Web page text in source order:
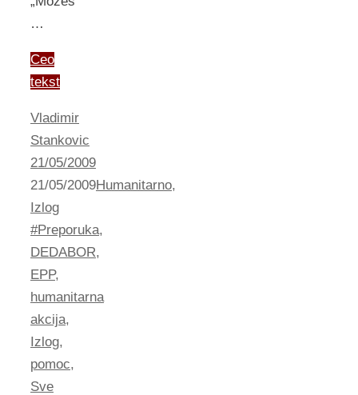
…
Ceo
tekst
Vladimir
Stankovic
21/05/2009
21/05/2009Humanitarno,
Izlog
#Preporuka,
DEDABOR,
EPP,
humanitarna
akcija,
Izlog,
pomoc,
Sve